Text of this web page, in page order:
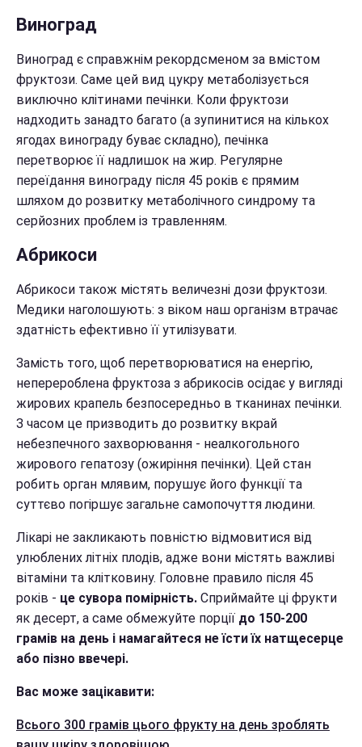
Виноград
Виноград є справжнім рекордсменом за вмістом
фруктози. Саме цей вид цукру метаболізується
виключно клітинами печінки. Коли фруктози
надходить занадто багато (а зупинитися на кількох
ягодах винограду буває складно), печінка
перетворює її надлишок на жир. Регулярне
переїдання винограду після 45 років є прямим
шляхом до розвитку метаболічного синдрому та
серйозних проблем із травленням.
Абрикоси
Абрикоси також містять величезні дози фруктози.
Медики наголошують: з віком наш організм втрачає
здатність ефективно її утилізувати.
Замість того, щоб перетворюватися на енергію,
неперероблена фруктоза з абрикосів осідає у вигляді
жирових крапель безпосередньо в тканинах печінки.
З часом це призводить до розвитку вкрай
небезпечного захворювання - неалкогольного
жирового гепатозу (ожиріння печінки). Цей стан
робить орган млявим, порушує його функції та
суттєво погіршує загальне самопочуття людини.
Лікарі не закликають повністю відмовитися від
улюблених літніх плодів, адже вони містять важливі
вітаміни та клітковину. Головне правило після 45
років - це сувора помірність. Сприймайте ці фрукти
як десерт, а саме обмежуйте порції до 150-200
грамів на день і намагайтеся не їсти їх натщесерце
або пізно ввечері.
Вас може зацікавити:
Всього 300 грамів цього фрукту на день зроблять